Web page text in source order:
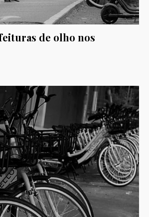
de olho nos